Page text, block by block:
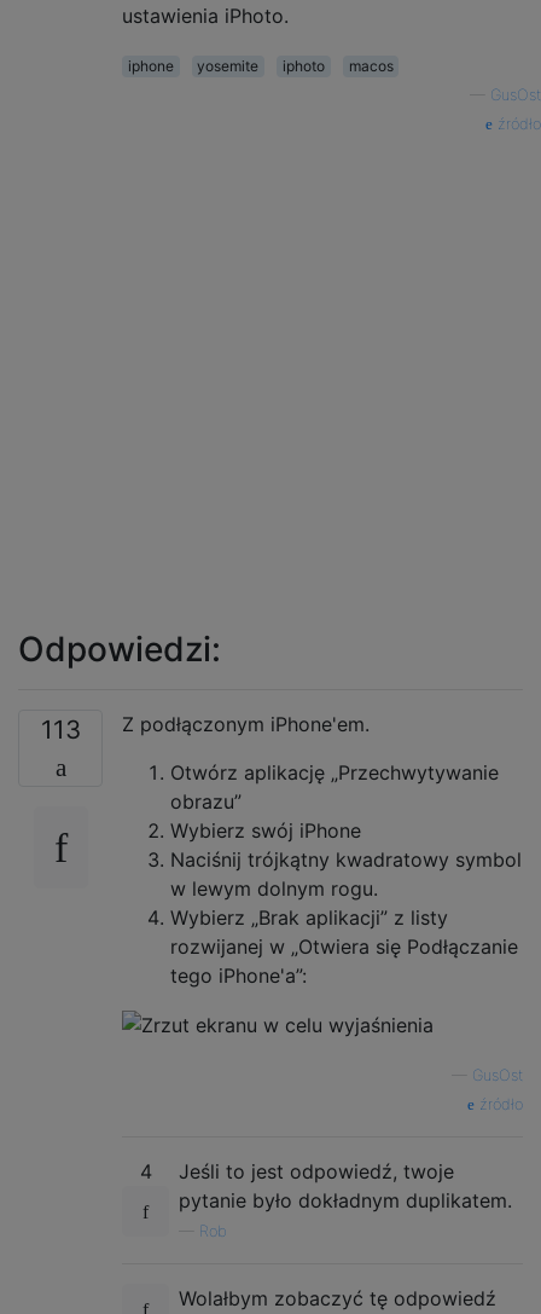
ustawienia iPhoto.
iphone yosemite iphoto
macos
GusOst
źródło
Odpowiedzi:
113
Z podłączonym iPhone'em.
Otwórz aplikację „Przechwytywanie
obrazu”
Wybierz swój iPhone
Naciśnij trójkątny kwadratowy symbol
w lewym dolnym rogu.
Wybierz „Brak aplikacji” z listy
rozwijanej w „Otwiera się Podłączanie
tego iPhone'a”:
GusOst
źródło
4
Jeśli to jest odpowiedź, twoje
pytanie było dokładnym duplikatem.
Rob
Wolałbym zobaczyć tę odpowiedź